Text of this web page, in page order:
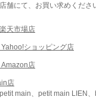
舗にて、お買い求めくださ
天市場店
ショッピング店
店
店
main、petit main LIEN